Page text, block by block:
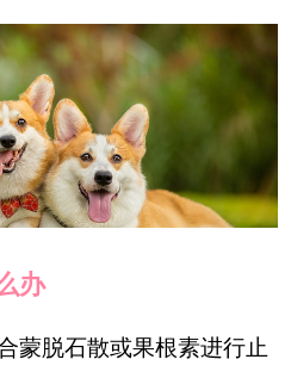
办
脱石散或果根素进行止